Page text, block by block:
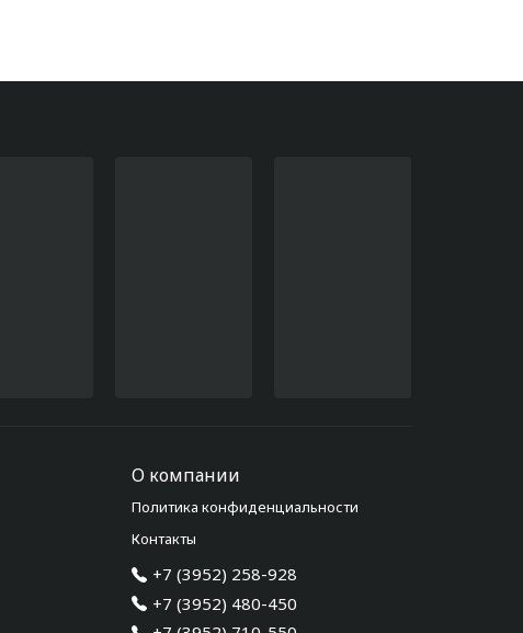
О компании
Политика конфиденциальности
Контакты
+7 (3952) 258-928
+7 (3952) 480-450